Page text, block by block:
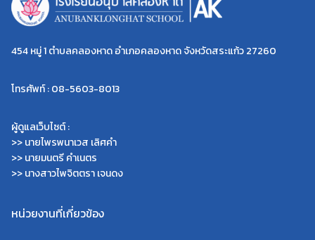
454 หมู่ 1 ตำบลคลองหาด อำเภอคลองหาด จังหวัดสระแก้ว 27260
โทรศัพท์ : 08-5603-8013
ผู้ดูแลเว็บไซต์ :
>> นายไพรพนาเวส เลิศคำ
>> นายมนตรี คำเนตร
>> นางสาวไพจิตตรา เจนดง
หน่วยงานที่เกี่ยวข้อง